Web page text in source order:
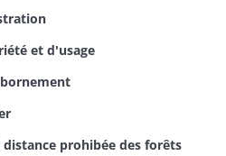
et d'usage
prohibée des forêts